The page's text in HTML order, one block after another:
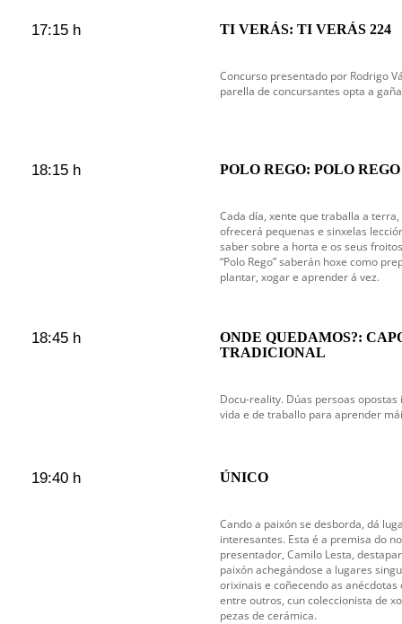
17:15 h TI VERÁS: TI VERÁS 224
Concurso presentado por Rodrigo
parella de concursantes opta a
18:15 h POLO REGO: POLO REGO
Cada día, xente que traballa a
ofrecerá pequenas e sinxelas
saber sobre a horta e os seus
“Polo Rego” saberán hoxe como
plantar, xogar e aprender á vez.
18:45 h
ONDE QUEDAMOS?:
TRADICIONAL
Docu-reality. Dúas persoas
vida e de traballo para aprender
19:40 h ÚNICO
Cando a paixón se desborda, dá
interesantes. Esta é a premisa do
presentador, Camilo Lesta,
paixón achegándose a lugares
orixinais e coñecendo as
entre outros, cun coleccionista de
pezas de cerámica.